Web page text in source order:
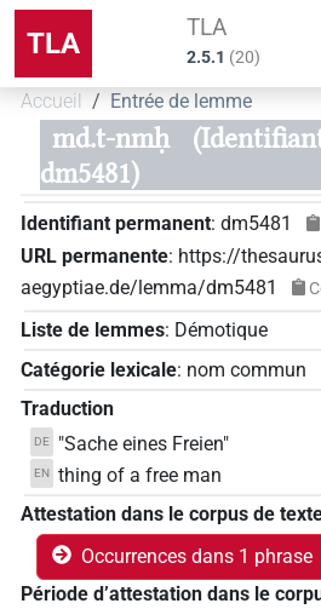
TLA TLA
2.5.1 (20)
Accueil Entrée de lemme
md.t-nmḥ
dm5481)
Identifiant permanent: dm5481
URL permanente: https://
aegyptiae.de/lemma/dm5481
Liste de lemmes: Démotique
Catégorie lexicale: nom commun
Traduction
DE "Sache eines Freien"
EN thing of a free man
Attestation dans le corpus de
Occurrences dans 1 phrase
Période d’attestation dans le